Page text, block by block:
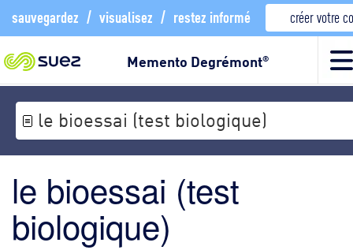
sauvegardez / visualisez / restez informé créer votre
Memento Degrémont®
le bioessai (test biologique)
le bioessai (test
biologique)